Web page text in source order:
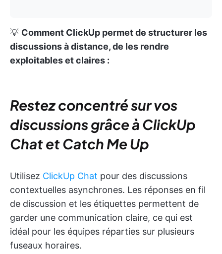
💡 Comment ClickUp permet de structurer les
discussions à distance, de les rendre
exploitables et claires :
Restez concentré sur vos
discussions grâce à ClickUp
Chat et Catch Me Up
Utilisez ClickUp Chat pour des discussions
contextuelles asynchrones. Les réponses en fil
de discussion et les étiquettes permettent de
garder une communication claire, ce qui est
idéal pour les équipes réparties sur plusieurs
fuseaux horaires.